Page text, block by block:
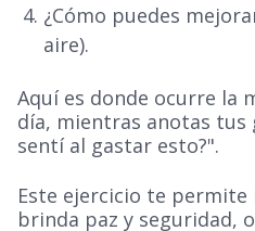
¿Cómo puedes
aire).
Aquí es donde ocurre la
día, mientras anotas tus
sentí al gastar esto?".
Este ejercicio te permite
brinda paz y seguridad,